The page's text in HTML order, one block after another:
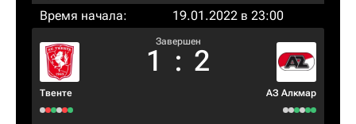
Время начала:
19.01.2022 в 23:00
Твенте
Завершен
1 : 2
АЗ Алкмар